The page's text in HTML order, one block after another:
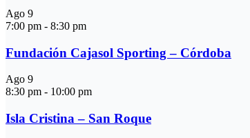
Ago 9
7:00 pm - 8:30 pm
Fundación Cajasol Sporting – Córdoba
Ago 9
8:30 pm - 10:00 pm
Isla Cristina – San Roque